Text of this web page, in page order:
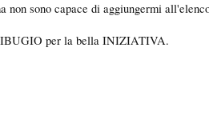
non sono capace di aggiungermi
per la bella INIZIATIVA.